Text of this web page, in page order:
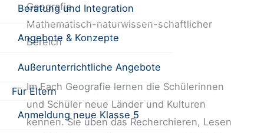
Beratung und Integration
Angebote & Konzepte
Außerunterrichtliche Angebote
Für Eltern
Anmeldung neue Klasse 5
Geografie
Mathematisch-naturwissen-schaftlicher
Bereich
Im Fach Geografie lernen die Schülerinnen
und Schüler neue Länder und Kulturen
kennen. Sie üben das Recherchieren, Lesen